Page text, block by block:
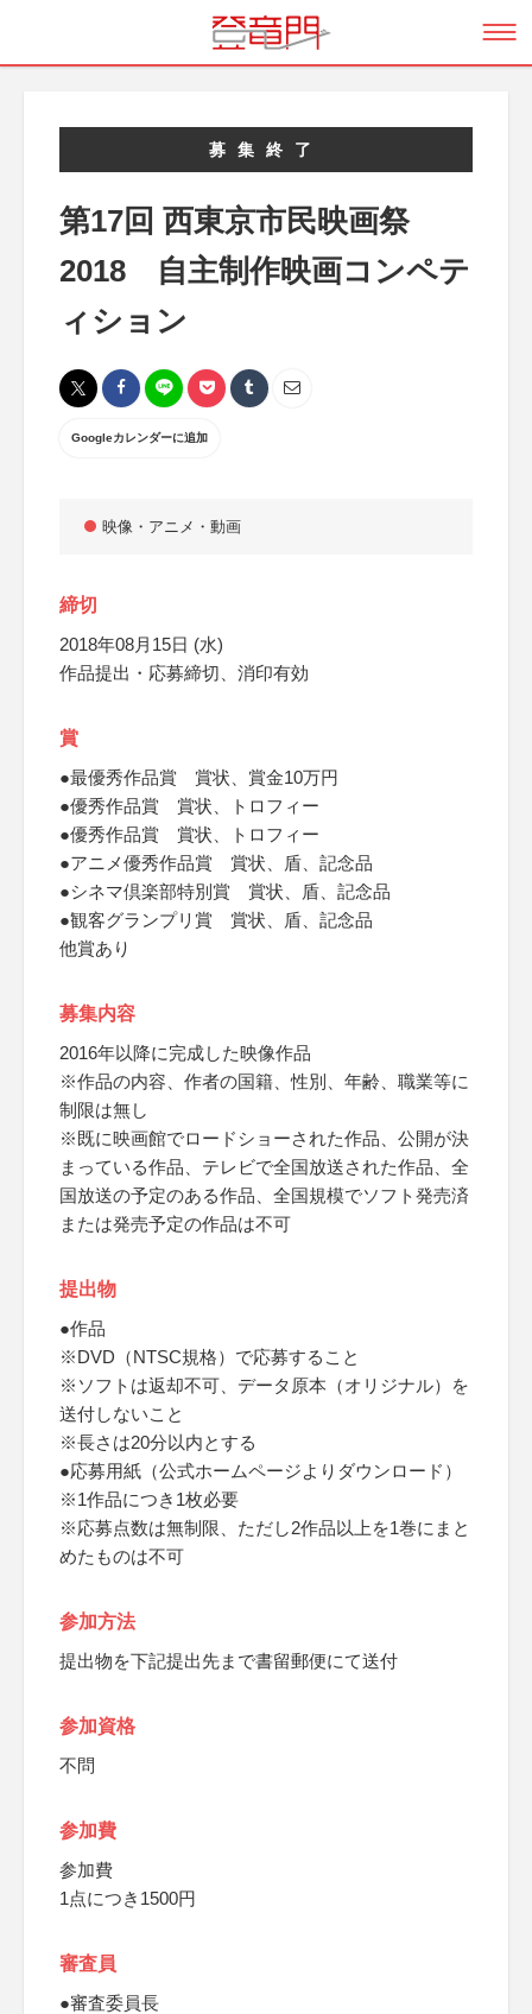
募集終了
第17回 西東京市民映画祭
2018 自主制作映画コンペテ
ィション
Googleカレンダーに追加
映像・アニメ・動画
締切
2018年08月15日 (水)
作品提出・応募締切、消印有効
賞
●最優秀作品賞 賞状、賞金10万円
●優秀作品賞 賞状、トロフィー
●優秀作品賞 賞状、トロフィー
●アニメ優秀作品賞 賞状、盾、記念品
●シネマ倶楽部特別賞 賞状、盾、記念品
●観客グランプリ賞 賞状、盾、記念品
他賞あり
募集内容
2016年以降に完成した映像作品
※作品の内容、作者の国籍、性別、年齢、職業等に
制限は無し
※既に映画館でロードショーされた作品、公開が決
まっている作品、テレビで全国放送された作品、全
国放送の予定のある作品、全国規模でソフト発売済
または発売予定の作品は不可
提出物
●作品
※DVD（NTSC規格）で応募すること
※ソフトは返却不可、データ原本（オリジナル）を
送付しないこと
※長さは20分以内とする
●応募用紙（公式ホームページよりダウンロード）
※1作品につき1枚必要
※応募点数は無制限、ただし2作品以上を1巻にまと
めたものは不可
参加方法
提出物を下記提出先まで書留郵便にて送付
参加資格
不問
参加費
参加費
1点につき1500円
審査員
●審査委員長